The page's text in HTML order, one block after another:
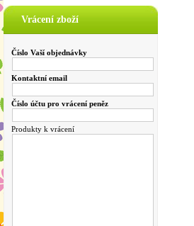
Vrácení zboží
Číslo Vaší objednávky
Kontaktní email
Číslo účtu pro vrácení peněz
Produkty k vrácení